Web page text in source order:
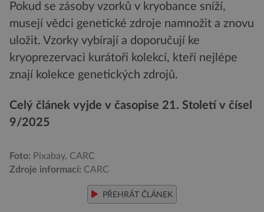
Pokud se zásoby vzorků v kryobance sníží,
musejí vědci genetické zdroje namnožit a znovu
uložit. Vzorky vybírají a doporučují ke
kryoprezervaci kurátoři kolekcí, kteří nejlépe
znají kolekce genetických zdrojů.
Celý článek vyjde v časopise 21. Století v čísel
9/2025
Foto: Pixabay, CARC
Zdroje informací: CARC
PŘEHRÁT ČLÁNEK